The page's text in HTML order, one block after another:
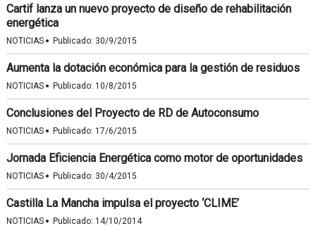
Cartif lanza un nuevo proyecto de diseño de rehabilitación
energética
NOTICIAS · Publicado: 30/9/2015
Aumenta la dotación económica para la gestión de residuos
NOTICIAS · Publicado: 10/8/2015
Conclusiones del Proyecto de RD de Autoconsumo
NOTICIAS · Publicado: 17/6/2015
Jornada Eficiencia Energética como motor de oportunidades
NOTICIAS · Publicado: 30/4/2015
Castilla La Mancha impulsa el proyecto ‘CLIME’
NOTICIAS · Publicado: 14/10/2014